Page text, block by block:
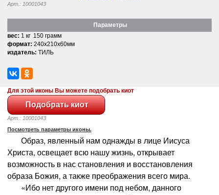
Арт.: 10001043
Параметры
вес: 1 кг 150 грамм
формат: 240x210x60мм
издатель: ТИЛЬ
Для этой иконы Вы можете подобрать киот
Арт.: 10001043
Посмотреть параметры иконы.
Образ, явленный нам однажды в лице Иисуса
Христа, освещает всю нашу жизнь, открывает
возможность в нас становления и восстановления
образа Божия, а также преображения всего мира.
«Ибо нет другого имени под небом, данного